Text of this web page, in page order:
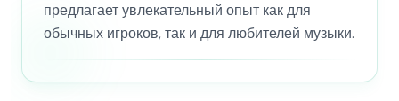
предлагает увлекательный опыт как для
обычных игроков, так и для любителей музыки.